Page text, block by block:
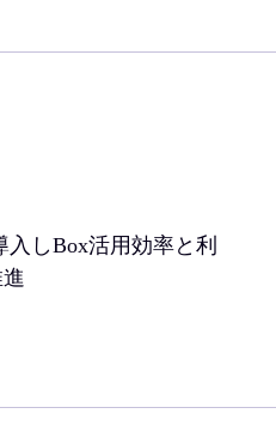
入しBox活用効率と利